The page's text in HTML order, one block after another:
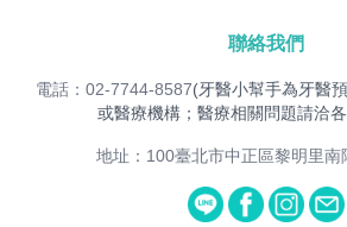
聯絡我們
電話：02-7744-8587(牙醫小幫手為牙醫
或醫療機構；醫療相關問題請洽
地址：100臺北市中正區黎明里南